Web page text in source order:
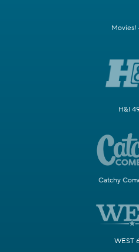
Movies!
H&I
Catchy
WEST